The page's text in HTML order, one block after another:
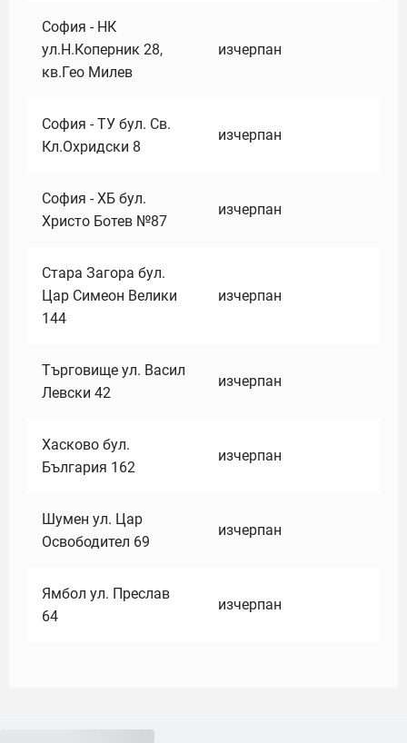
София - НК
ул.Н.Коперник 28,
кв.Гео Милев
изчерпан
София - ТУ бул. Св.
Кл.Охридски 8
изчерпан
София - ХБ бул.
Христо Ботев №87
изчерпан
Стара Загора бул.
Цар Симеон Велики
144
изчерпан
Търговище ул. Васил
Левски 42
изчерпан
Хасково бул.
България 162
изчерпан
Шумен ул. Цар
Освободител 69
изчерпан
Ямбол ул. Преслав
64
изчерпан